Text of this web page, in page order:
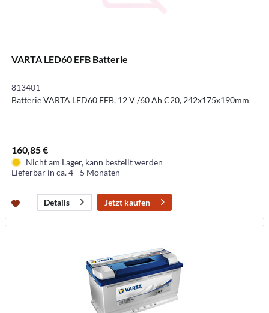
VARTA LED60 EFB Batterie
813401
Batterie VARTA LED60 EFB, 12 V /60 Ah C20, 242x175x190mm
160,85 €
Nicht am Lager, kann bestellt werden
Lieferbar in ca. 4 - 5 Monaten
Details Jetzt kaufen